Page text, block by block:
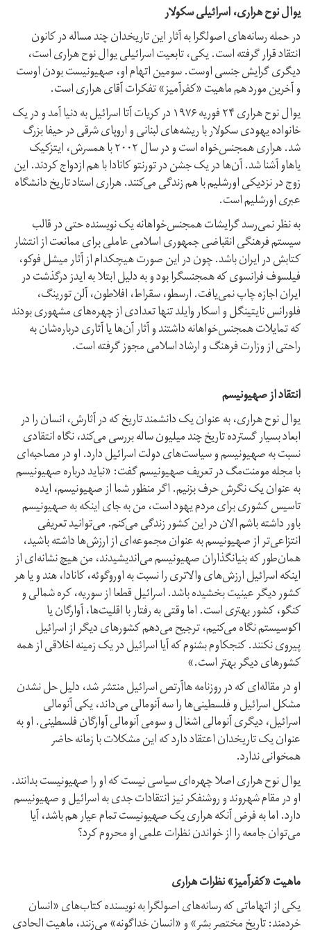
یوال نوح هراری، اسرائیلی سکولار
در حمله رسانه‌های اصولگرا به آثار این تاریخدان چند مساله در کانون
انتقاد قرار گرفته است. یکی، تابعیت اسرائیلی یوال نوح هراری است،
دیگری گرایش جنسی اوست. سومین اتهام او، صهیونیست بودن اوست
و آخرین مورد هم ماهیت «کفرآمیز» تفکرات آقای هراری است.
یوال نوح هراری ۲۴ فوریه ۱۹۷۶ در کریات آتا اسرائیل به دنیا آمد و در یک
خانواده یهودی سکولار با ریشه‌های لبنانی و اروپای شرقی در حیفا بزرگ
شد. هراری همجنس‌خواه است و در سال ۲۰۰۲ با همسرش، ایتزکیک
یاهاو آشنا شد. آن‌ها در یک جشن در تورنتو کانادا با هم ازدواج کردند. این
زوج در نزدیکی اورشلیم با هم زندگی می‌کنند. هراری استاد تاریخ دانشگاه
عبری اورشلیم است.
به نظر نمی‌رسد گرایشات همجنس‌خواهانه یک نویسنده حتی در قالب
سیستم فرهنگی انقباضی جمهوری اسلامی عاملی برای ممانعت از انتشار
کتابش در ایران باشد. چون در این صورت هیچکدام از آثار میشل فوکو،
فیلسوف فرانسوی که همجنسگرا بود و به دلیل ابتلا به ایدز درگذشت در
ایران اجازه چاپ نمی‌یافت. ارسطو، سقراط، افلاطون، آلن تورینگ،
فلورانس نایتینگل و اسکار وایلد تنها تعدادی از چهره‌های مشهوری بودند
که تمایلات همجنس‌خواهانه داشتند و آثار آن‌ها یا آثاری درباره‌شان به
راحتی از وزارت فرهنگ و ارشاد اسلامی مجوز گرفته است.
انتقاد از صهیونیسم
یوال نوح هراری، به عنوان یک دانشمند تاریخ که در آثارش، انسان را در
ابعاد بسیار گسترده تاریخ چند میلیون ساله بررسی می‌کند، نگاه انتقادی
نسبت به صهیونیسم و سیاست‌های دولت اسرائیل دارد. او در مصاحبه‌ای
با مجله مومنت‌مگ در تعریف صهیونیسم گفت: «نباید درباره صهیونیسم
به عنوان یک نگرش حرف بزنیم. اگر منظور شما از صهیونیسم، ایده
تاسیس کشوری برای مردم یهود است، من به جای اینکه به صهیونیسم
باور داشته باشم الان در این کشور زندگی می‌کنم. می‌توانید تعریفی
انتزاعی‌تر از صهیونیسم به عنوان مجموعه‌ای از ارزش‌ها داشته باشید،
همان‌طور که بنیانگذاران صهیونیسم می‌اندیشیدند، من هیچ نشانه‌ای از
اینکه اسرائیل ارزش‌های والاتری را نسبت به اوروگوئه، کانادا، هند و یا هر
کشور دیگر عینیت بخشیده باشد. اسرائیل قطعا از سوریه، کره شمالی و
کنگو، کشور بهتری است. اما وقتی به رفتار با اقلیت‌ها، آوارگان یا
اکوسیستم نگاه می‌کنیم، ترجیح می‌دهم کشورهای دیگر از اسرائیل
پیروی نکنند. کنجکاوم بشنوم که آیا اسرائیل در یک زمینه اخلاقی از همه
کشورهای دیگر بهتر است.»
او در مقاله‌ای که در روزنامه هاآرتص اسرائیل منتشر شد، دلیل حل نشدن
مشکل اسرائیل و فلسطینی‌ها را سه آنومالی می‌داند، یکی آنومالی
اسرائیل، دیگری آنومالی اشغال و سومی آنومالی آوارگان فلسطینی. او به
عنوان یک تاریخدان اعتقاد دارد که این مشکلات با زمانه حاضر
همخوانی ندارد.
یوال نوح هراری اصلا چهره‌ای سیاسی نیست که او را صهیونیست بدانند.
او در مقام شهروند و روشنفکر نیز انتقادات جدی به اسرائیل و صهیونیسم
دارد. اما به فرض آنکه هراری یک صهیونیست تمام عیار هم باشد، آیا
می‌توان جامعه را از خواندن نظرات علمی او محروم کرد؟
ماهیت «کفرآمیز» نظرات هراری
یکی از اتهاماتی که رسانه‌های اصولگرا به نویسنده کتاب‌های «انسان